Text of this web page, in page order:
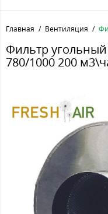
Главная Вентиляция
Фильтр
780/1000 200